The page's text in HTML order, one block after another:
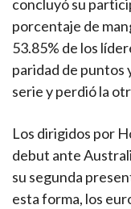
concluyó su
porcentaje de
53.85% de los
paridad de puntos
serie y perdió la
Los dirigidos por
debut ante
su segunda
esta forma, los